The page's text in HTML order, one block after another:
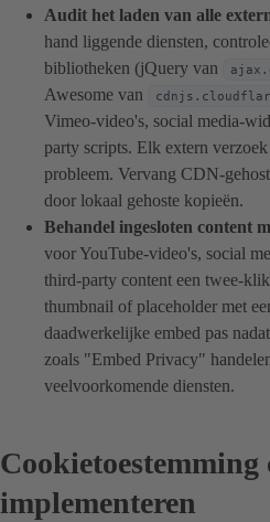
Audit het laden van alle
hand liggende diensten,
bibliotheken (jQuery van
Awesome van
Vimeo-video's, social media-
party scripts. Elk extern
probleem. Vervang CDN-
door lokaal gehoste kopieën.
Behandel ingesloten content
voor YouTube-video's, social
third-party content een twee-
thumbnail of placeholder met
daadwerkelijke embed pas
zoals "Embed Privacy"
veelvoorkomende diensten.
Cookietoestemming
implementeren